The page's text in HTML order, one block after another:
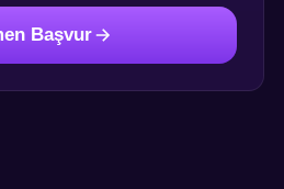
Başvur